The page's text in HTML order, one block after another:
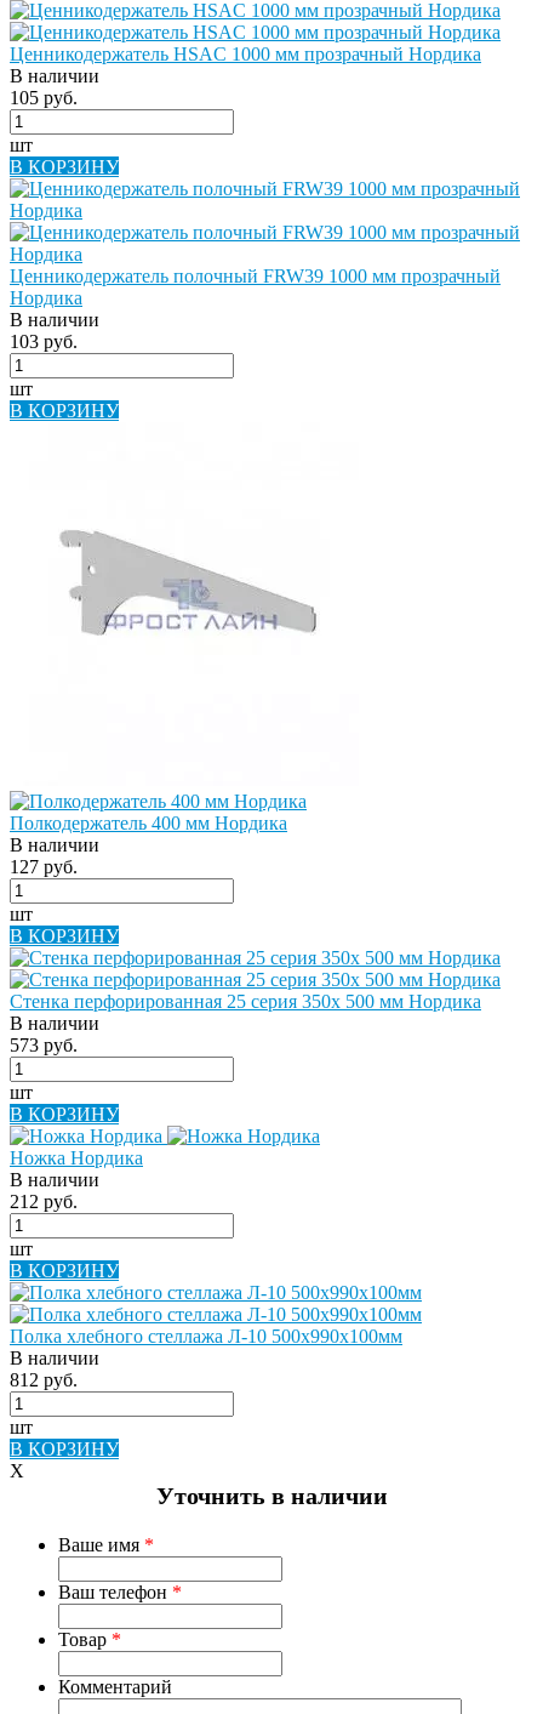
Ценникодержатель HSAC 1000 мм прозрачный Нордика
В наличии
105 руб.
шт
В КОРЗИНУ
Ценникодержатель полочный FRW39 1000 мм прозрачный
Нордика
В наличии
103 руб.
шт
В КОРЗИНУ
Полкодержатель 400 мм Нордика
В наличии
127 руб.
шт
В КОРЗИНУ
Стенка перфорированная 25 серия 350х 500 мм Нордика
В наличии
573 руб.
шт
В КОРЗИНУ
Ножка Нордика
В наличии
212 руб.
шт
В КОРЗИНУ
Полка хлебного стеллажа Л-10 500х990х100мм
В наличии
812 руб.
шт
В КОРЗИНУ
X
Уточнить в наличии
Ваше имя *
Ваш телефон *
Товар *
Комментарий